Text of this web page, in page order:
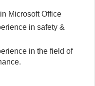
Microsoft Office
in safety &
in the field of